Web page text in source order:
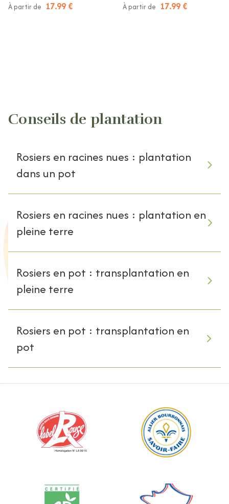
À partir de 17.99 € À partir de 17.99 €
Conseils de plantation
Rosiers en racines nues : plantation
dans un pot
Rosiers en racines nues : plantation en
pleine terre
Rosiers en pot : transplantation en
pleine terre
Rosiers en pot : transplantation en
pot